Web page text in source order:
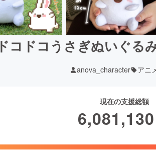
ドコドコうさぎぬいぐる
anova_character アニ
現在の支援総額
6,081,130